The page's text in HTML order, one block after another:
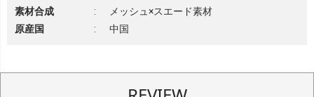
素材合成
:
メッシュ×スエード素材
原産国
: 中国